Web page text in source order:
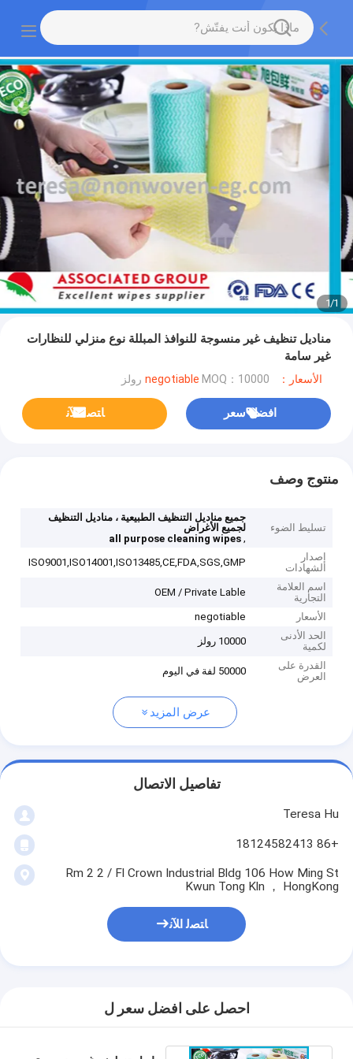
1
/
1
مناديل تنظيف غير منسوجة للنوافذ المبللة نوع منزلي للنظارات
غير سامة
الأسعار：negotiable MOQ：10000 رولز
افضل سعر ﺎﺘﺼﻟ ﺍﻶﻧ
منتوج وصف
تسليط الضوء
جميع مناديل التنظيف الطبيعية ، مناديل التنظيف
لجميع الأغراض
,
all purpose cleaning wipes
إصدار
الشهادات
ISO9001,ISO14001,ISO13485,CE,FDA,SGS,GMP
اسم العلامة
التجارية
OEM / Private Lable
الأسعار
negotiable
الحد الأدنى
لكمية
10000 رولز
القدرة على
العرض
50000 لفة في اليوم
عرض المزيد
تفاصيل الاتصال
Teresa Hu
+86 18124582413
Rm 2 2 / Fl Crown Industrial Bldg 106 How Ming St
Kwun Tong Kln ， HongKong
ﺎﺘﺼﻟ ﺍﻶﻧ
احصل على افضل سعر ل